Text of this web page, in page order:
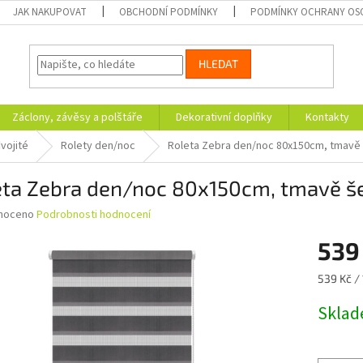
JAK NAKUPOVAT OBCHODNÍ PODMÍNKY PODMÍNKY OCHRANY
HLEDAT
Záclony, závěsy a polštáře Dekorativní doplňky
Kontakty
Rolety den/noc Roleta Zebra den/noc 80x150cm,
Zebra den/noc 80x150cm, tmavě
Podrobnosti hodnocení
Měrná
539 Kč /